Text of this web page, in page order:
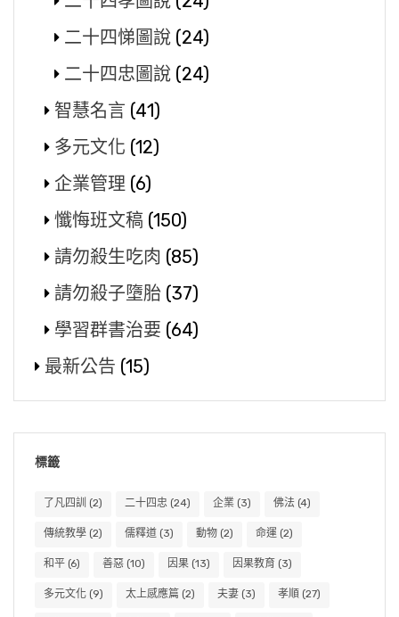
二十四悌圖說 (24)
二十四忠圖說 (24)
智慧名言 (41)
多元文化 (12)
企業管理 (6)
懺悔班文稿 (150)
請勿殺生吃肉 (85)
請勿殺子墮胎 (37)
學習群書治要 (64)
最新公告 (15)
標籤
了凡四訓 (2) 二十四忠 (24) 企業 (3) 佛法 (4)
傳統教學 (2) 儒釋道 (3) 動物 (2) 命運 (2)
和平 (6) 善惡 (10) 因果 (13) 因果教育 (3)
多元文化 (9) 太上感應篇 (2) 夫妻 (3) 孝順 (27)